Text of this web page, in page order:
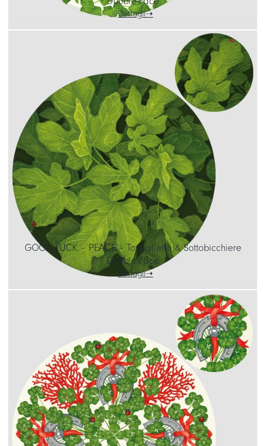
Dettagli
GOOD LUCK – PEACE – Tovaglietta & Sottobicchiere
Double-Face
Dettagli